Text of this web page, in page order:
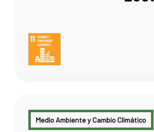
Medio Ambiente y Cambio Climático